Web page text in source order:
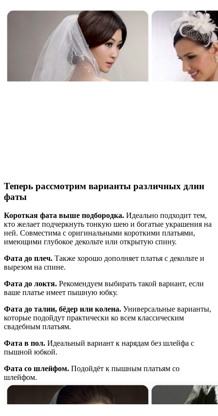
Теперь рассмотрим варианты различных длин
фаты
Короткая фата выше подбородка. Идеально подходит тем,
кто желает подчеркнуть тонкую шею и богатые украшения на
ней. Совместима с оригинальными короткими платьями,
имеющими глубокое декольте или открытую спину.
Фата до плеч. Также хорошо дополняет платья с декольте и
вырезом на спине.
Фата до локтя. Рекомендуем выбирать такой вариант, если
ваше платье имеет пышную юбку.
Фата до талии, бёдер или колена. Универсальные варианты,
которые подойдут практически ко всем классическим
свадебным платьям.
Фата в пол. Идеальный вариант к нарядам без шлейфа с
пышной юбкой.
Фата со шлейфом. Подойдёт к пышным платьям со
шлейфом.